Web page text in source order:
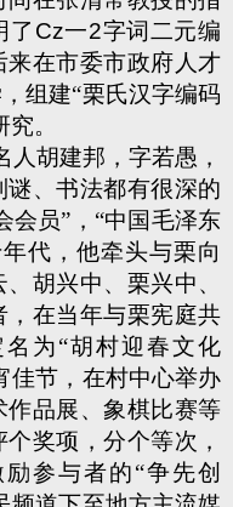
了 Cz一2字词二元编
在市委市政府人才
组建“栗氏汉字编码
。
胡建邦，字若愚，
、书法都有很深的
会员”，“中国毛泽东
代，他牵头与栗向
胡兴中、栗兴中、
在当年与栗宪庭共
为“胡村迎春文化
佳节，在村中心举办
品展、象棋比赛等
奖项，分个等次，
参与者的“争先创